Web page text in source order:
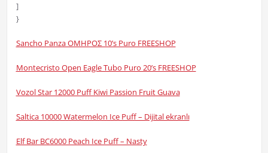
]
}
Sancho Panza OMHPOΣ 10’s Puro FREESHOP
Montecristo Open Eagle Tubo Puro 20’s FREESHOP
Vozol Star 12000 Puff Kiwi Passion Fruit Guava
Saltica 10000 Watermelon Ice Puff – Dijital ekranlı
Elf Bar BC6000 Peach Ice Puff – Nasty